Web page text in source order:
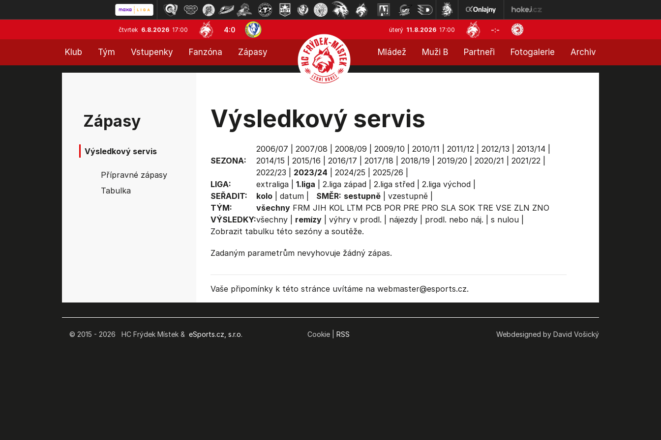
čtvrtek 6.8.2026 17:00 4:0 úterý 11.8.2026 17:00 -:-
Klub Tým Vstupenky Fanzóna Zápasy Mládež Muži B Partneři Fotogalerie Archiv
Zápasy
Výsledkový servis
Přípravné zápasy
Tabulka
Výsledkový servis
SEZONA:
2006/07 2007/08 2008/09 2009/10 2010/11 2011/12| 2012/13 2013/14
2014/15
2015/16 2016/17 2017/18 2018/19 2019/20 2020/21 2021/22|
2022/23
2023/24 2024/25 2025/26
LIGA:
extraliga| 1.liga 2.liga západ| 2.liga střed| 2.liga východ|
SEŘADIT:
kolo| datum| SMĚR: sestupně| vzestupně|
TÝM:
všechny FRM JIH KOL LTM PCB POR PRE PRO SLA SOK TRE VSE ZLN ZNO
VÝSLEDKY:všechny| remízy| výhry v prodl. nájezdy| prodl. nebo náj. s nulou|
Zobrazit tabulkutéto sezóny a soutěže.
Zadaným parametrům nevyhovuje žádný zápas.
Vaše připomínky k této stránce uvítáme na webmaster@esports.cz.
© 2015 - 2026 HC Frýdek Místek &eSports.cz, s.r.o. Cookie | RSS Webdesigned by David Vošický